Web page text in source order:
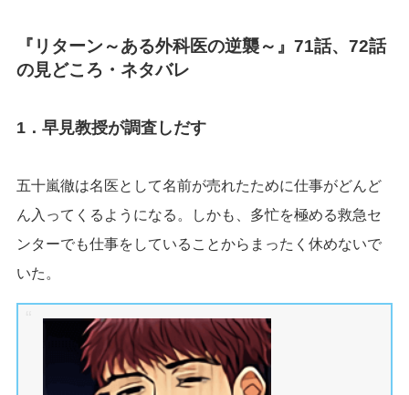
『リターン～ある外科医の逆襲～』71話、72話
の見どころ・ネタバレ
1．早見教授が調査しだす
五十嵐徹は名医として名前が売れたために仕事がどんど
ん入ってくるようになる。しかも、多忙を極める救急セ
ンターでも仕事をしていることからまったく休めないで
いた。